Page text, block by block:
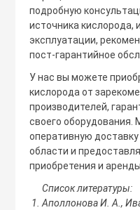
подробную
источника кислорода,
эксплуатации,
пост-гарантийное
У нас вы можете
кислорода от
производителей,
своего
оперативную доставку
области и
приобретения и
Список литературы:
Аполлонова И. А.,